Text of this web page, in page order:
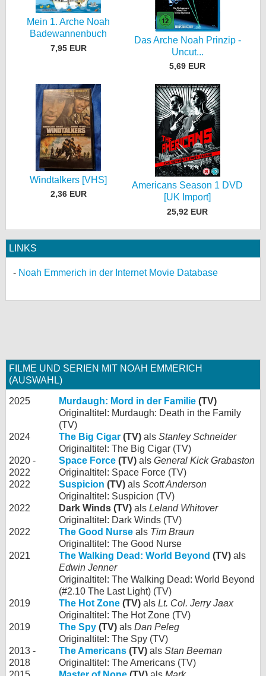
Mein 1. Arche Noah
Badewannenbuch
7,95 EUR
Das Arche Noah Prinzip -
Uncut...
5,69 EUR
Windtalkers [VHS]
2,36 EUR
Americans Season 1 DVD
[UK Import]
25,92 EUR
LINKS
Noah Emmerich in der Internet Movie Database
FILME UND SERIEN MIT NOAH EMMERICH
(AUSWAHL)
2025 Murdaugh: Mord in der Familie (TV)
Originaltitel: Murdaugh: Death in the Family
(TV)
2024
The Big Cigar (TV) als Stanley Schneider
Originaltitel: The Big Cigar (TV)
2020 -
2022
Space Force (TV) als General Kick Grabaston
Originaltitel: Space Force (TV)
2022
Suspicion (TV) als Scott Anderson
Originaltitel: Suspicion (TV)
2022
Dark Winds (TV) als Leland Whitover
Originaltitel: Dark Winds (TV)
2022
The Good Nurse als Tim Braun
Originaltitel: The Good Nurse
2021
The Walking Dead: World Beyond (TV) als
Edwin Jenner
Originaltitel: The Walking Dead: World Beyond
(#2.10 The Last Light) (TV)
2019
The Hot Zone (TV) als Lt. Col. Jerry Jaax
Originaltitel: The Hot Zone (TV)
2019
The Spy (TV) als Dan Peleg
Originaltitel: The Spy (TV)
2013 -
2018
The Americans (TV) als Stan Beeman
Originaltitel: The Americans (TV)